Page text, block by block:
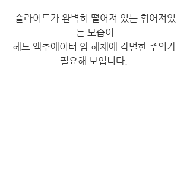
슬라이드가 완벽히 떨어져 있는 휘어져있
는 모습이
헤드 액추에이터 암 해체에 각별한 주의가
필요해 보입니다.